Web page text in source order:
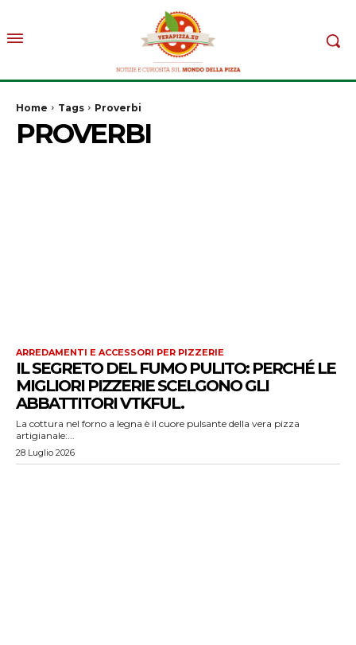
Home Tags Proverbi
PROVERBI
ARREDAMENTI E ACCESSORI PER PIZZERIE
IL SEGRETO DEL FUMO PULITO: PERCHÉ LE
MIGLIORI PIZZERIE SCELGONO GLI
ABBATTITORI VTKFUL.
La cottura nel forno a legna è il cuore pulsante della vera pizza
artigianale:...
28 Luglio 2026